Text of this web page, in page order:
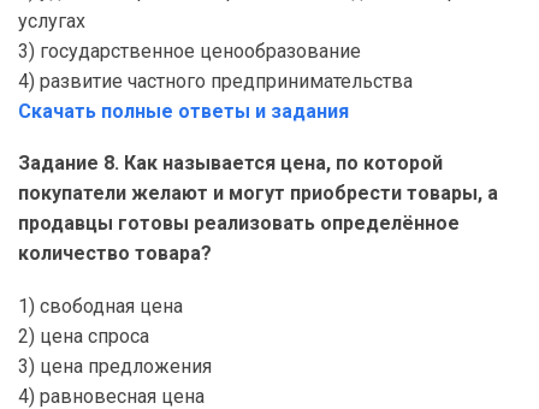
услугах
3) государственное ценообразование
4) развитие частного предпринимательства
Скачать полные ответы и задания
Задание 8. Как называется цена, по которой
покупатели желают и могут приобрести товары, а
продавцы готовы реализовать определённое
количество товара?
1) свободная цена
2) цена спроса
3) цена предложения
4) равновесная цена